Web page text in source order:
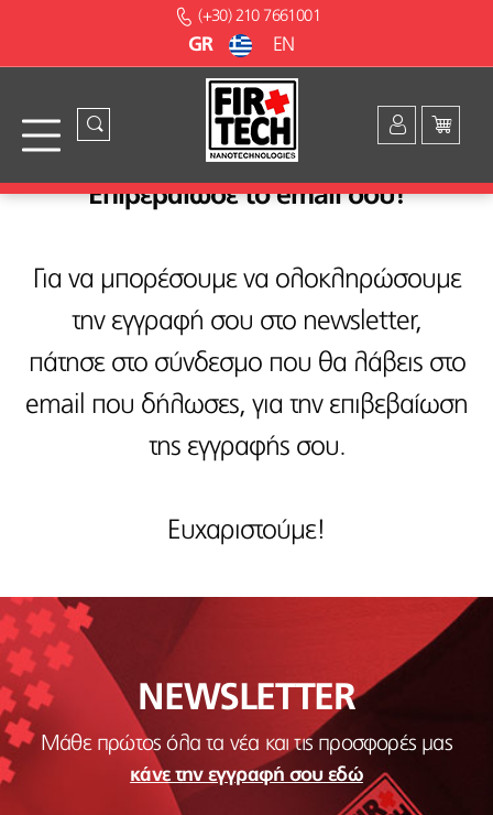
(+30) 210 7661001
GR EN
Επιβεβαίωσε το email σου!
Για να μπορέσουμε να ολοκληρώσουμε
την εγγραφή σου στο newsletter,
πάτησε στο σύνδεσμο που θα λάβεις στο
email που δήλωσες, για την επιβεβαίωση
της εγγραφής σου.
Ευχαριστούμε!
NEWSLETTER
Μάθε πρώτος όλα τα νέα και τις προσφορές μας
κάνε την εγγραφή σου εδώ